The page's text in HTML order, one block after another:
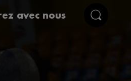
avec nous